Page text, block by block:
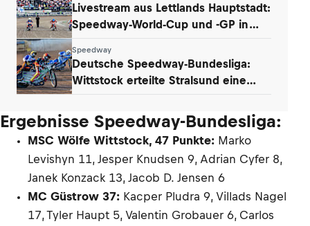
Livestream aus Lettlands Hauptstadt:
Speedway-World-Cup und -GP in
Speedway
Deutsche Speedway-Bundesliga:
Wittstock erteilte Stralsund eine
Ergebnisse Speedway-Bundesliga:
MSC Wölfe Wittstock, 47 Punkte: Marko
Levishyn 11, Jesper Knudsen 9, Adrian Cyfer 8,
Janek Konzack 13, Jacob D. Jensen 6
MC Güstrow 37: Kacper Pludra 9, Villads Nagel
17, Tyler Haupt 5, Valentin Grobauer 6, Carlos